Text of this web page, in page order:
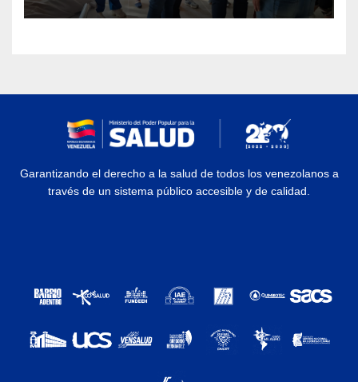
Garantizando el derecho a la salud de todos los venezolanos a
través de un sistema público accesible y de calidad.